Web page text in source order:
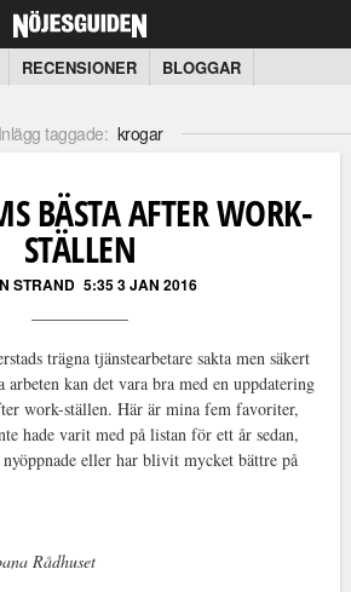
RECENSIONER BLOGGAR
Inlägg taggade: krogar
BÄSTA AFTER WORK-
STÄLLEN
STRAND 5:35 3 JAN 2016
trägna tjänstearbetare sakta men säkert
kan det vara bra med en uppdatering
work-ställen. Här är mina fem favoriter,
hade varit med på listan för ett år sedan,
eller har blivit mycket bättre på
Rådhuset